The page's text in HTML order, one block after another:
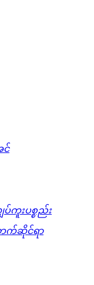
င်
ပ်ကူးပစ္စည်း
က်ဆိုင်ရာ